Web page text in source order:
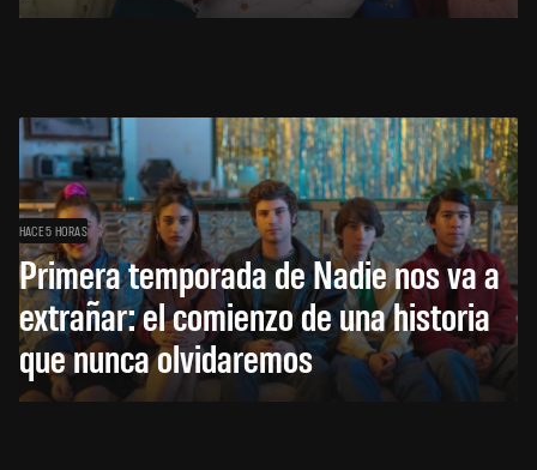
HACE 5 HORAS
Primera temporada de Nadie nos va a
extrañar: el comienzo de una historia
que nunca olvidaremos